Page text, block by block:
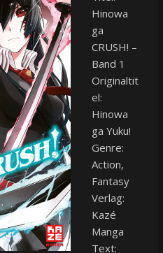
Hinowa
ga
CRUSH! –
Band 1
Originaltit
el:
Hinowa
ga Yuku!
Genre:
Action,
Fantasy
Verlag:
Kazé
Manga
Text: